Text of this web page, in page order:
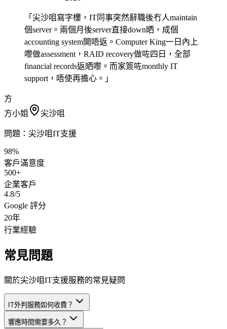
「 尖沙咀寫字樓，IT同事突然辭職後冇人maintain
個server。兩個月後server直接down晒，成個
accounting system開唔返。Computer King一日內上
嚟做assessment，RAID recovery做咗四日，全部
financial records返晒嚟。而家簽咗monthly IT
support，唔使再擔心。 」
方
方小姐
尖沙咀
問題： 尖沙咀IT支援
98%
客戶滿意度
500+
企業客戶
4.8/5
Google 評分
20年
行業經驗
常見問題
關於尖沙咀IT支援服務的常見疑問
IT外判服務如何收費？
響應時間需要多久？